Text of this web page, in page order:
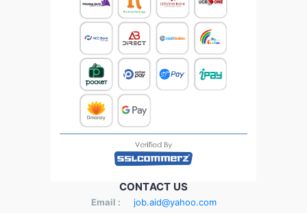
CONTACT US
Email : job.aid@yahoo.com